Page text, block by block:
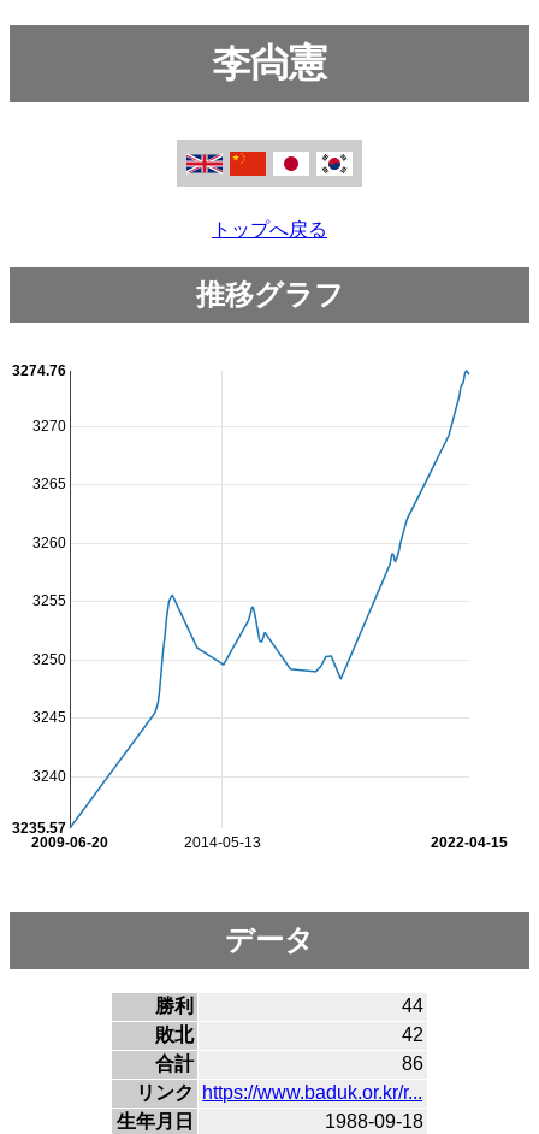
李尙憲
トップへ戻る
推移グラフ
2014-05-13
2009-06-20 2022-04-15
3240
3245
3250
3255
3260
3265
3270
3235.57
3274.76
データ
勝利
44
敗北
42
合計
86
リンク
https://www.baduk.or.kr/r...
生年月日
1988-09-18